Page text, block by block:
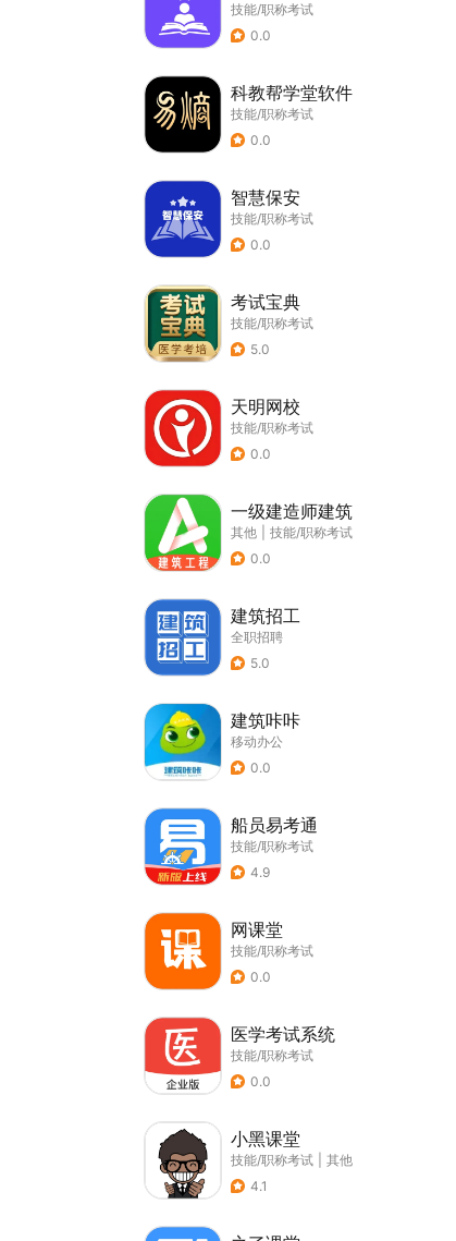
技能/职称考试
0.0
科教帮学堂软件
技能/职称考试
0.0
智慧保安
技能/职称考试
0.0
考试宝典
技能/职称考试
5.0
天明网校
技能/职称考试
0.0
一级建造师建筑
其他
技能/职称考试
0.0
建筑招工
全职招聘
5.0
建筑咔咔
移动办公
0.0
船员易考通
技能/职称考试
4.9
网课堂
技能/职称考试
0.0
医学考试系统
技能/职称考试
0.0
小黑课堂
技能/职称考试
其他
4.1